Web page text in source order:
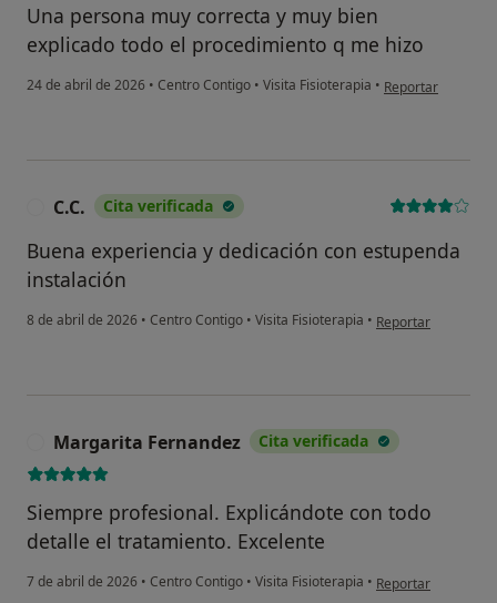
Una persona muy correcta y muy bien
explicado todo el procedimiento q me hizo
24 de abril de 2026 • Centro Contigo • Visita Fisioterapia • en opinión del
Reportar
C.C. Cita verificada
Buena experiencia y dedicación con estupenda
instalación
8 de abril de 2026 • Centro Contigo • Visita Fisioterapia • en opinión del
Reportar
Margarita Fernandez Cita verificada
Siempre profesional. Explicándote con todo
detalle el tratamiento. Excelente
7 de abril de 2026 • Centro Contigo • Visita Fisioterapia • en opinión del
Reportar